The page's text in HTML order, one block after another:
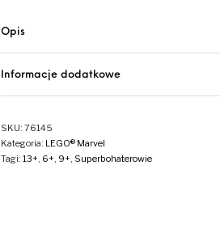
Opis
Informacje dodatkowe
SKU: 76145
Kategoria: LEGO® Marvel
Tagi: 13+, 6+, 9+, Superbohaterowie